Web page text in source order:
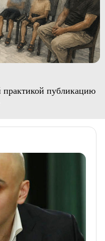
публикацию